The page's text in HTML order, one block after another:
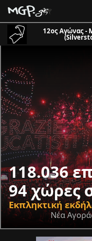
12ος Αγώνας -
118.036
94 χώρες
Εκπληκτική
Νέα